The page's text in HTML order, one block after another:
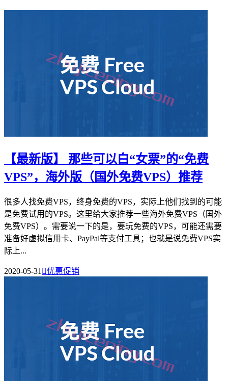
【最新版】 那些可以白“女票”的“免费
VPS”，海外版（国外免费VPS）推荐
很多人找免费VPS，终身免费的VPS，实际上他们找到的可能
是免费试用的VPS。这里给大家推荐一些海外免费VPS（国外
免费VPS）。需要说一下的是，要玩免费的VPS，可能还需要
准备好虚拟信用卡、PayPal等支付工具；也就是说免费VPS实
际上...
2020-05-31 优惠促销